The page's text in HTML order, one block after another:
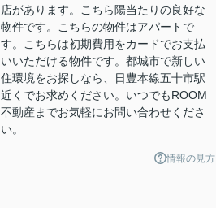
店があります。こちら陽当たりの良好な
物件です。こちらの物件はアパートで
す。こちらは初期費用をカードでお支払
いいただける物件です。都城市で新しい
住環境をお探しなら、日豊本線五十市駅
近くでお求めください。いつでもROOM
不動産までお気軽にお問い合わせくださ
い。
情報の見方